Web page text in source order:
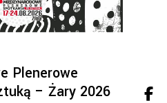
Plenerowe
– Żary 2026